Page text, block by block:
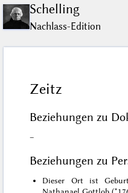
Schelling
Nachlass-Edition
Zeitz
Beziehungen zu
–
Beziehungen zu
Dieser Ort ist